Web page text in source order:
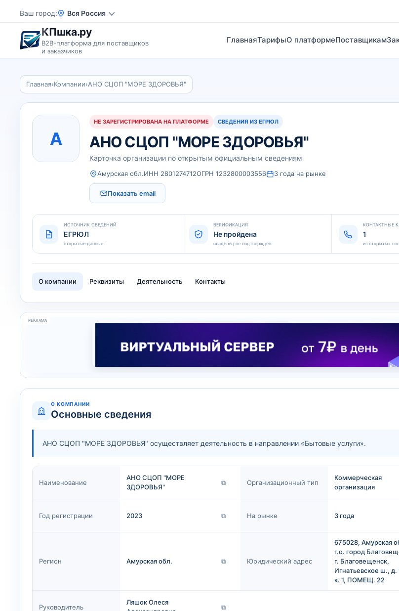
Ваш город Вся Россия
КПшка.ру
B2B-платформа для поставщиков
и заказчиков
ГлавнаяТарифыО платформеПоставщикам
Главная›Компании›АНО СЦОП "МОРЕ ЗДОРОВЬЯ"
А
НЕ ЗАРЕГИСТРИРОВАНА НА ПЛАТФОРМЕ СВЕДЕНИЯ ИЗ ЕГРЮЛ
АНО СЦОП "МОРЕ ЗДОРОВЬЯ"
Карточка организации по открытым официальным сведениям
Амурская обл.ИНН 2801274712ОГРН 1232800003556 3 года на рынке
Показать email
ИСТОЧНИК СВЕДЕНИЙ
ЕГРЮЛ
открытые данные
ВЕРИФИКАЦИЯ
Не пройдена
владелец не подтверждён
КОНТАКТНЫЕ
1
из открытых
О компании Реквизиты Деятельность Контакты
РЕКЛАМА
О КОМПАНИИ
Основные сведения
АНО СЦОП "МОРЕ ЗДОРОВЬЯ" осуществляет деятельность в направлении «Бытовые услуги».
Наименование
АНО СЦОП "МОРЕ
ЗДОРОВЬЯ"
⧉ Организационный тип
Коммерческая
организация
Год регистрации 2023 ⧉ На рынке 3 года
Регион Амурская обл. ⧉ Юридический адрес
675028, Амурская
г.о. город
г. Благовещенск,
Игнатьевское ш., д.
к. 1, ПОМЕЩ. 22
Руководитель
Ляшок Олеся
⧉